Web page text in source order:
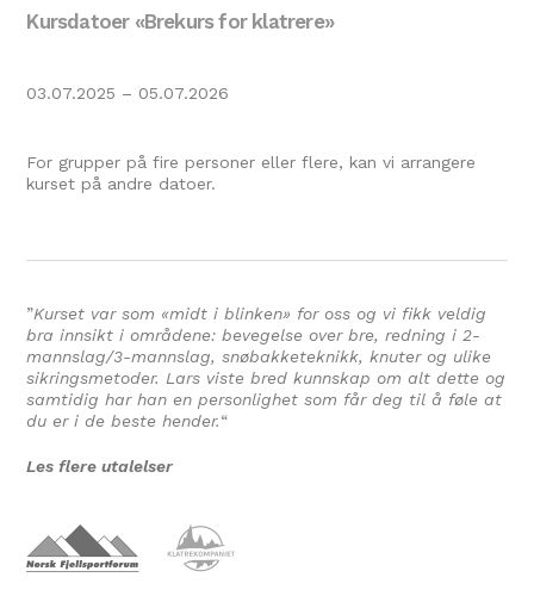
Kursdatoer «Brekurs for klatrere»
03.07.2025 – 05.07.2026
For grupper på fire personer eller flere, kan vi arrangere
kurset på andre datoer.
”Kurset var som «midt i blinken» for oss og vi fikk veldig
bra innsikt i områdene: bevegelse over bre, redning i 2-
mannslag/3-mannslag, snøbakketeknikk, knuter og ulike
sikringsmetoder. Lars viste bred kunnskap om alt dette og
samtidig har han en personlighet som får deg til å føle at
du er i de beste hender.“
Les flere utalelser